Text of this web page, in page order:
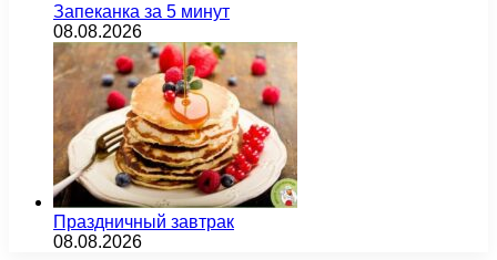
Запеканка за 5 минут
08.08.2026
Праздничный завтрак
08.08.2026